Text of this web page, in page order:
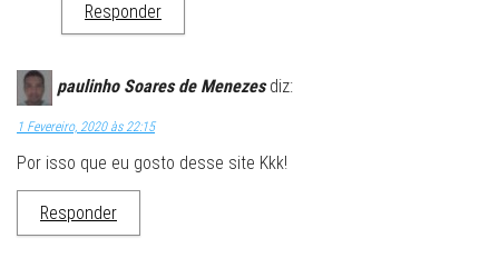
Responder
paulinho Soares de Menezes diz:
1 Fevereiro, 2020 às 22:15
Por isso que eu gosto desse site Kkk!
Responder